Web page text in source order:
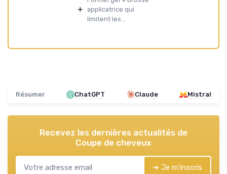
+
applicatrice qui
limitent les...
Résumer ChatGPT Claude Mistral
Recevez les dernières actualités de
Coupe de cheveux
➔ Je m'inscris